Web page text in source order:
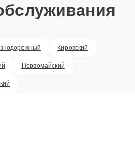
Кировский
Первомайский